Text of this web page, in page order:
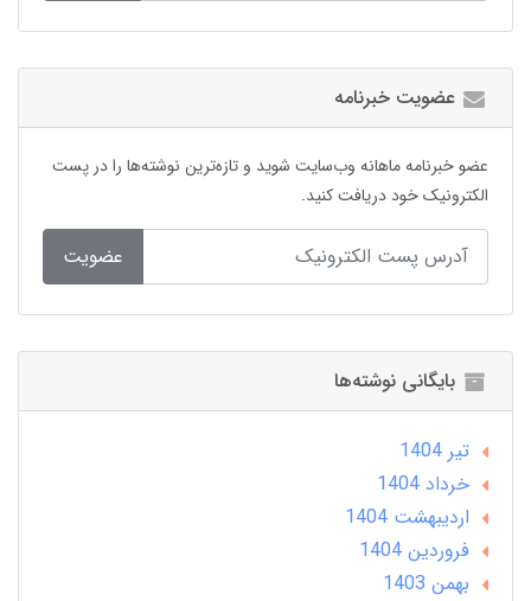
عضویت خبرنامه
عضو خبرنامه ماهانه وب‌سایت شوید و تازه‌ترین نوشته‌ها را در پست
الکترونیک خود دریافت کنید.
عضویت
بایگانی نوشته‌ها
تير 1404
خرداد 1404
ارديبهشت 1404
فروردین 1404
بهمن 1403